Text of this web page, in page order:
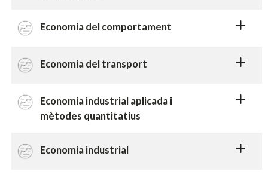
Economia del comportament
Economia del transport
Economia industrial aplicada i
mètodes quantitatius
Economia industrial